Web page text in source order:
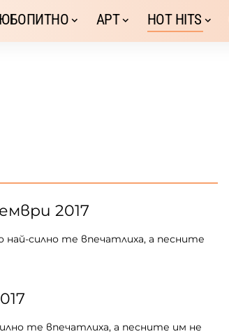
АРТ HOT HITS
2017
силно те впечатлиха, а песните
те впечатлиха, а песните им не